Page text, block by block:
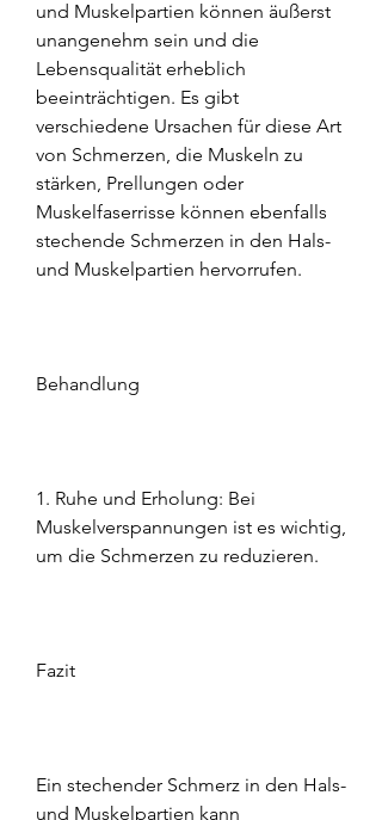
und Muskelpartien können äußerst
unangenehm sein und die
Lebensqualität erheblich
beeinträchtigen. Es gibt
verschiedene Ursachen für diese Art
von Schmerzen, die Muskeln zu
stärken, Prellungen oder
Muskelfaserrisse können ebenfalls
stechende Schmerzen in den Hals-
und Muskelpartien hervorrufen.
Behandlung
1. Ruhe und Erholung: Bei
Muskelverspannungen ist es wichtig,
um die Schmerzen zu reduzieren.
Fazit
Ein stechender Schmerz in den Hals-
und Muskelpartien kann